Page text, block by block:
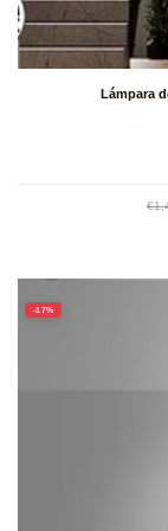
Lámpara
-17%